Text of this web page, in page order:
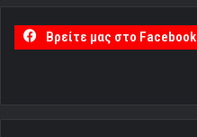
Βρείτε μας στο Facebook